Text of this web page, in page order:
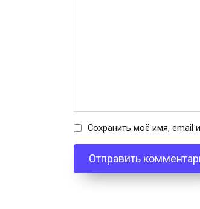
Сохранить моё имя, email